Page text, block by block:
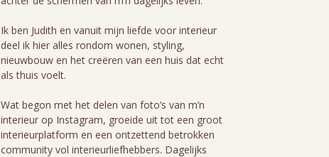
Ik ben Judith en vanuit mijn liefde voor interieur
deel ik hier alles rondom wonen, styling,
nieuwbouw en het creëren van een huis dat echt
als thuis voelt.
Wat begon met het delen van foto’s van m’n
interieur op Instagram, groeide uit tot een groot
interieurplatform en een ontzettend betrokken
community vol interieurliefhebbers. Dagelijks